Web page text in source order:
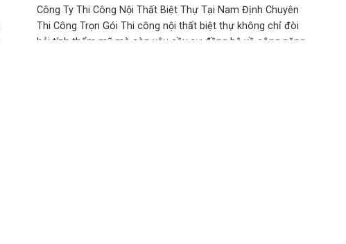
Công Ty Thi Công Nội Thất Biệt Thự Tại Nam Định Chuyên
Thi Công Trọn Gói Thi công nội thất biệt thự không chỉ đòi
hỏi tính thẩm mỹ mà còn yêu cầu sự đồng bộ về công năng,